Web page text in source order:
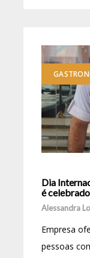
Dia
é
Alessandra
Empresa
pessoas